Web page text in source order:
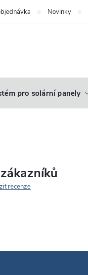
Novinky
pro solární panely
recenze